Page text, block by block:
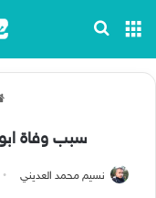
القائمة
سبب وفاة
نسيم محمد العديني